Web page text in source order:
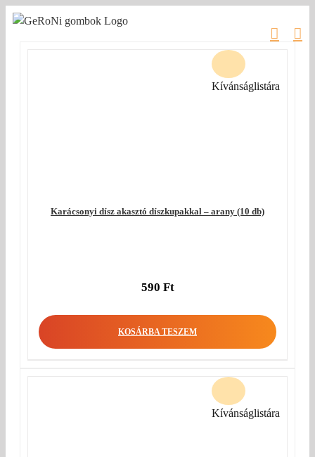
Kihagyás
Karácsonyi dísz akasztó díszkupakkal – arany (10 db)
590 Ft
KOSÁRBA TESZEM
Kívánságlistára
Kívánságlistára